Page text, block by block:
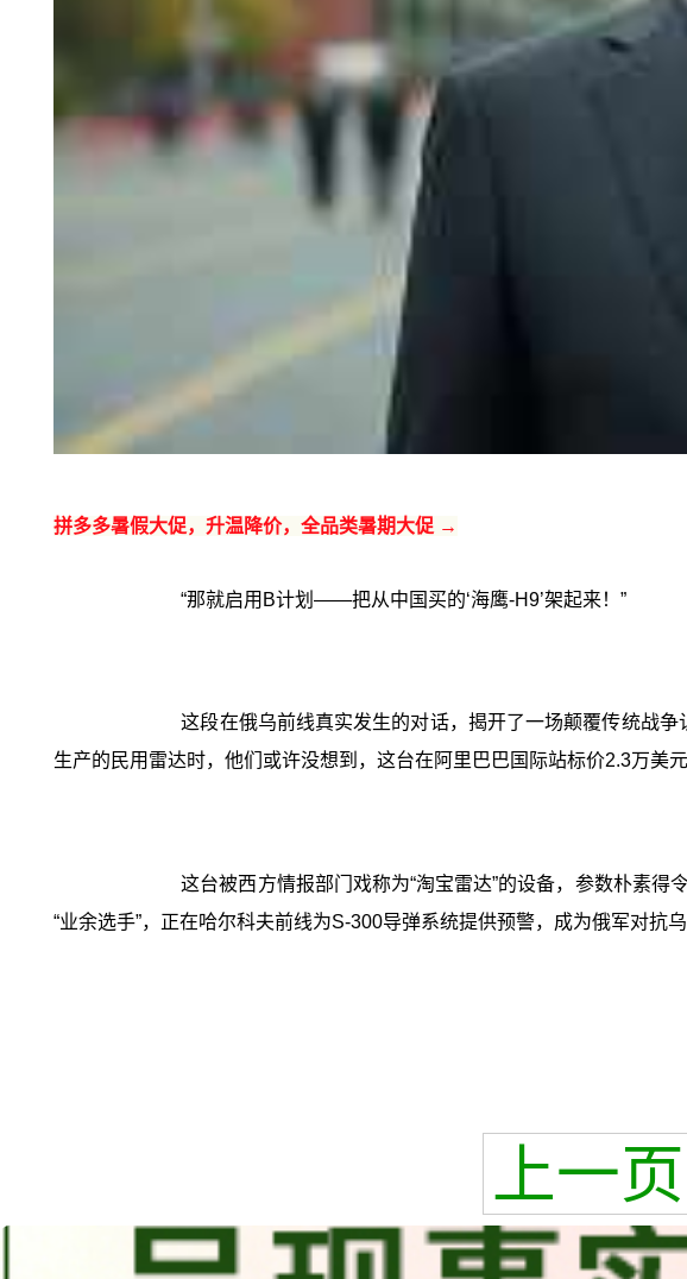
拼多多暑假大促，升温降价，全品类暑期大促 →
“那就启用B计划——把从中国买的‘海鹰-H9’架起来！”
这段在俄乌前线真实发生的对话，揭开了一场颠覆传统战
生产的民用雷达时，他们或许没想到，这台在阿里巴巴国际站标价2.3万美
这台被西方情报部门戏称为“淘宝雷达”的设备，参数朴素
“业余选手”，正在哈尔科夫前线为S-300导弹系统提供预警，成为俄军对抗乌
上一页